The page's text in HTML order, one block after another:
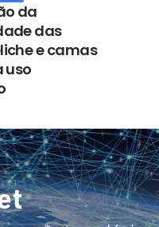
da
das
e camas
uso